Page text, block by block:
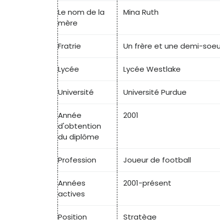
Le nom de la
mère
Mina Ruth
Fratrie Un frère et une demi-
Lycée Lycée Westlake
Université Université Purdue
Année
d'obtention
du diplôme
2001
Profession Joueur de football
Années
actives
2001-présent
Position Stratège